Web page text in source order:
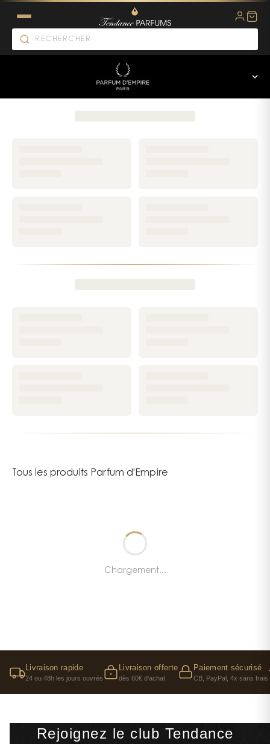
Parfums Parfum d'Empire
Tous les produits Parfum d'Empire
Chargement...
Livraison rapide
24 ou 48h les jours ouvrés
Livraison offerte
dès 60€ d'achat
Paiement sécurisé
CB, PayPal, 4x sans frais
Rejoignez le club Tendance